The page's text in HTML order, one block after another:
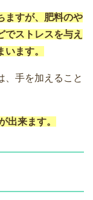
ますが、肥料のや
でストレスを与え
ます。
、手を加えること
出来ます。